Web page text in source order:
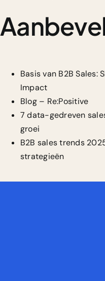
Basis van B2B Sales:
Impact
Blog – Re:Positive
7 data-gedreven
groei
B2B sales trends
strategieën